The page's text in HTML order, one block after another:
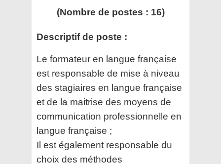
(Nombre de postes : 16)
Descriptif de poste :
Le formateur en langue française
est responsable de mise à niveau
des stagiaires en langue française
et de la maitrise des moyens de
communication professionnelle en
langue française ;
Il est également responsable du
choix des méthodes